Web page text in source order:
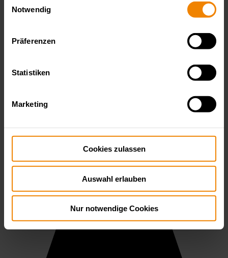
Notwendig
Präferenzen
Statistiken
Marketing
Cookies zulassen
Auswahl erlauben
Nur notwendige Cookies